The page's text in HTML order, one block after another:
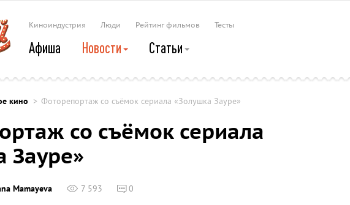
Киноиндустрия Люди Рейтинг фильмов Тесты
Афиша Новости Статьи
кино Фоторепортаж со съёмок сериала «Золушка Зауре»
со съёмок сериала
Зауре»
Mamayeva 7 593 0